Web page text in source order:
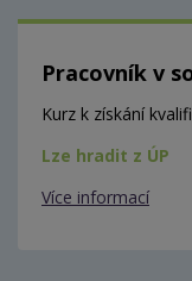
Pracovník v
Kurz k získání
Lze hradit z ÚP
Více informací